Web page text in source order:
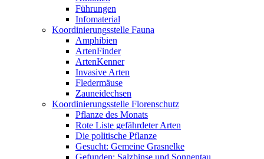
Führungen
Infomaterial
Koordinierungsstelle Fauna
Amphibien
ArtenFinder
ArtenKenner
Invasive Arten
Fledermäuse
Zauneidechsen
Koordinierungsstelle Florenschutz
Pflanze des Monats
Rote Liste gefährdeter Arten
Die politische Pflanze
Gesucht: Gemeine Grasnelke
Gefunden: Salzbinse und Sonnentau